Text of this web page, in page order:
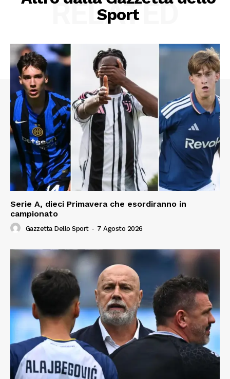
Sport
RELATED
Serie A, dieci Primavera che esordiranno in
campionato
Gazzetta Dello Sport - 7 Agosto 2026